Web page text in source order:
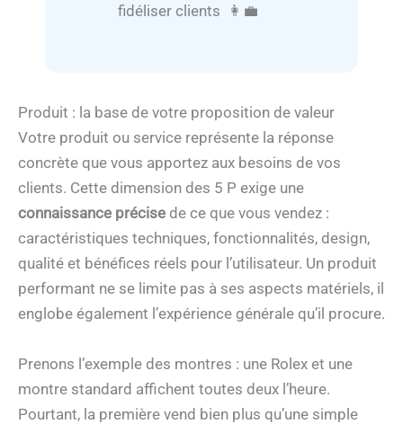
fidéliser clients 👩‍💼
Produit : la base de votre proposition de valeur
Votre produit ou service représente la réponse
concrète que vous apportez aux besoins de vos
clients. Cette dimension des 5 P exige une
connaissance précise de ce que vous vendez :
caractéristiques techniques, fonctionnalités, design,
qualité et bénéfices réels pour l’utilisateur. Un produit
performant ne se limite pas à ses aspects matériels, il
englobe également l’expérience générale qu’il procure.
Prenons l’exemple des montres : une Rolex et une
montre standard affichent toutes deux l’heure.
Pourtant, la première vend bien plus qu’une simple